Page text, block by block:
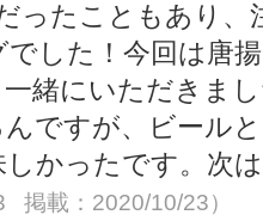
ったこともあり
でした！今回は唐
緒にいただきま
ですが、ビール
かったです。次
掲載：2020/10/23）